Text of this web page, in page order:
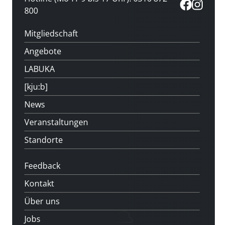
800
Mitgliedschaft
Angebote
LABUKA
[kju:b]
News
Veranstaltungen
Standorte
Feedback
Kontakt
Über uns
Jobs